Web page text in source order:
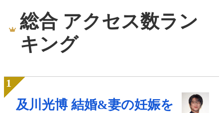
総合 アクセス数ラン
キング
及川光博 結婚&妻の妊娠を